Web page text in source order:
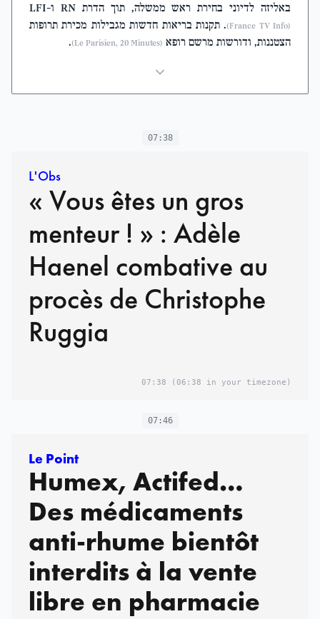
באליזה לדיוני בחירת ראש ממשלה, תוך הדרת RN ו-LFI
(France TV Info). תקנות בריאות חדשות מגבילות מכירת תרופות
הצטננות, ודורשות מרשם רופא (Le Parisien, 20 Minutes)
.
07:38
L'Obs
« Vous êtes un gros
menteur ! » : Adèle
Haenel combative au
procès de Christophe
Ruggia
07:38 (06:38 in your timezone)
07:46
Le Point
Humex, Actifed…
Des médicaments
anti-rhume bientôt
interdits à la vente
libre en pharmacie